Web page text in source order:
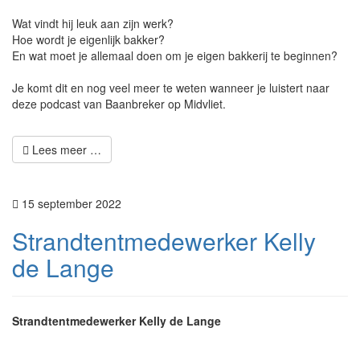
Wat vindt hij leuk aan zijn werk?
Hoe wordt je eigenlijk bakker?
En wat moet je allemaal doen om je eigen bakkerij te beginnen?
Je komt dit en nog veel meer te weten wanneer je luistert naar
deze podcast van Baanbreker op Midvliet.
Lees meer …
15 september 2022
Strandtentmedewerker Kelly
de Lange
Strandtentmedewerker Kelly de Lange